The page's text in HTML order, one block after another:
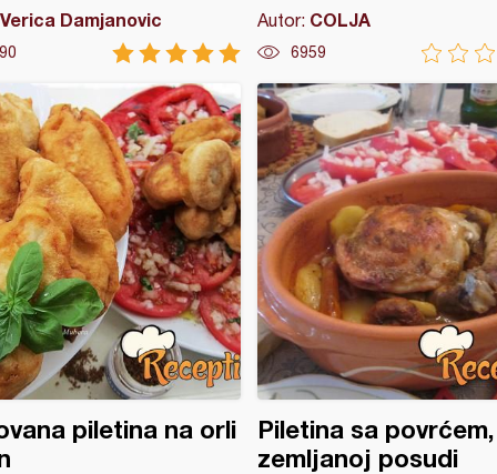
Verica Damjanovic Autor: COLJA
6959
piletina na orli
Piletina sa
zemljanoj posudi